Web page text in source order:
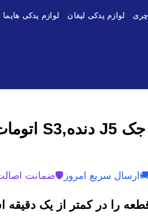
چری لوازم یدکی لیفان لوازم یدکی هایما
ارسال سریع امروز 🛡️ضمانت
را در کمتر از یک دقیقه